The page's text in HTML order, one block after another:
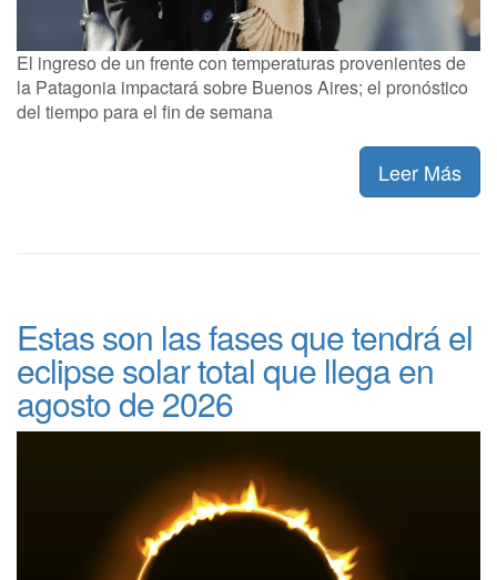
El ingreso de un frente con temperaturas provenientes de
la Patagonia impactará sobre Buenos Aires; el pronóstico
del tiempo para el fin de semana
Leer Más
Estas son las fases que tendrá el
eclipse solar total que llega en
agosto de 2026